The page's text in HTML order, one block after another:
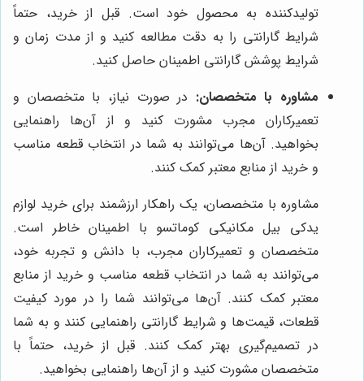
تولیدکننده به محصول خود است. قبل از خرید، حتماً
شرایط گارانتی را به دقت مطالعه کنید و از مدت زمان و
شرایط پوشش گارانتی اطمینان حاصل کنید.
مشاوره با متخصصان: در صورت نیاز، با متخصصان و
تعمیرکاران مجرب مشورت کنید و از آن‌ها راهنمایی
بخواهید. آن‌ها می‌توانند به شما در انتخاب قطعه مناسب
و خرید از منابع معتبر کمک کنند.
مشاوره با متخصصان، یک راهکار ارزشمند برای خرید لوازم
یدکی بیل مکانیکی کوماتسو با اطمینان خاطر است.
متخصصان و تعمیرکاران مجرب، با دانش و تجربه خود،
می‌توانند به شما در انتخاب قطعه مناسب و خرید از منابع
معتبر کمک کنند. آن‌ها می‌توانند شما را در مورد کیفیت
قطعات، قیمت‌ها و شرایط گارانتی راهنمایی کنند و به شما
در تصمیم‌گیری بهتر کمک کنند. قبل از خرید، حتماً با
متخصصان مشورت کنید و از آن‌ها راهنمایی بخواهید.